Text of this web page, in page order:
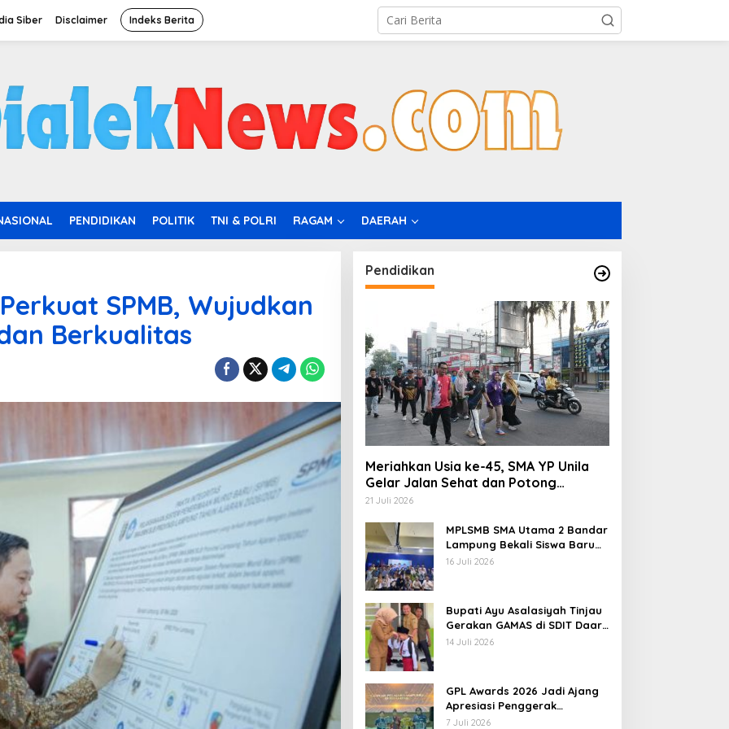
Siber Disclaimer Indeks Berita
PENDIDIKAN POLITIK TNI & POLRI RAGAM DAERAH
SPMB, Wujudkan
Berkualitas
Pendidikan
Meriahkan Usia ke-45, SMA YP Unila
Gelar Jalan Sehat dan Potong
Tumpeng
21 Juli 2026
MPLSMB SMA Utama 2 Bandar
Lampung Bekali Siswa Baru
Literasi Digital, Jurnalistik,
16 Juli 2026
Bupati Ayu Asalasiyah Tinjau
Gerakan GAMAS di SDIT Daar
‘Ilmi
14 Juli 2026
GPL Awards 2026 Jadi Ajang
Apresiasi Penggerak
Pendidikan Muda Lampung
7 Juli 2026